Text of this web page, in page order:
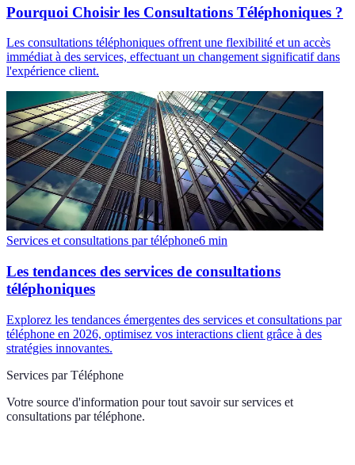
Pourquoi Choisir les Consultations Téléphoniques ?
Les consultations téléphoniques offrent une flexibilité et un accès
immédiat à des services, effectuant un changement significatif dans
l'expérience client.
Services et consultations par téléphone6 min
Les tendances des services de consultations
téléphoniques
Explorez les tendances émergentes des services et consultations par
téléphone en 2026, optimisez vos interactions client grâce à des
stratégies innovantes.
Services par Téléphone
Votre source d'information pour tout savoir sur services et
consultations par téléphone.